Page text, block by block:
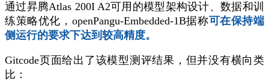
通过昇腾Atlas 200I A2可用的模型架构设计、数据和训
练策略优化，openPangu-Embedded-1B据称可在保持端
侧运行的要求下达到较高精度。
Gitcode页面给出了该模型测评结果，但并没有横向类
比：